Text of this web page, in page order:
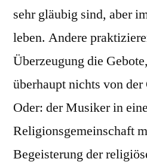
sehr gläubig sind, aber
leben. Andere
Überzeugung die
überhaupt nichts von der
Oder: der Musiker in
Religionsgemeinschaft
Begeisterung der